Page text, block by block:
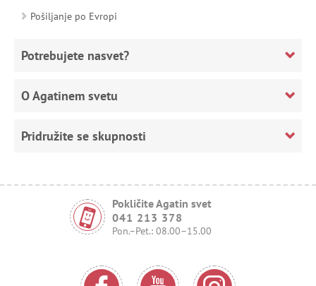
Pošiljanje po Evropi
Potrebujete nasvet?
O Agatinem svetu
Pridružite se skupnosti
Pokličite Agatin svet
041 213 378
Pon.–Pet.: 08.00–15.00